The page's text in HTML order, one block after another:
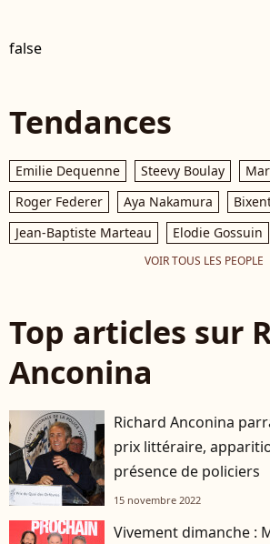
false
Tendances
Emilie Dequenne Steevy Boulay
Roger Federer
Aya Nakamura
Jean-Baptiste Marteau
Elodie Gossuin
VOIR TOUS LES PEOPLE
Top articles sur
Anconina
Richard Anconina
prix littéraire,
présence de policiers
15 novembre 2022
Vivement dimanche :